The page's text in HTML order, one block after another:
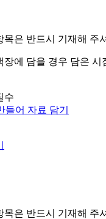
목은 반드시 기재해 주
장에 담을 경우 담은 시
들어 자료 담기
목은 반드시 기재해 주